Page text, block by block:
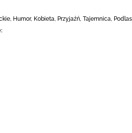
Humor, Kobieta, Przyjaźń, Tajemnica,